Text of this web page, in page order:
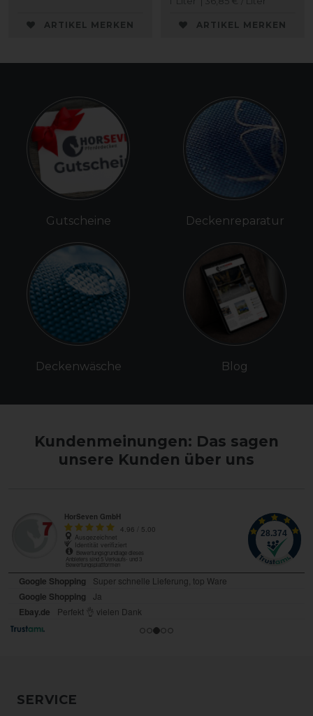
ARTIKEL MERKEN ARTIKEL MERKEN
Gutscheine
Deckenwäsche
Deckenreparatur
Blog
Kundenmeinungen: Das sagen
unsere Kunden über uns
SERVICE